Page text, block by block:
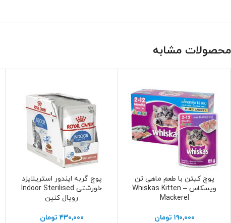
محصولات مشابه
افزودن به سبد خرید
پوچ کیتن با طعم ماهی تن
ویسکاس – Whiskas Kitten
Mackerel
۱۹۰,۰۰۰ تومان
افزودن به سبد خرید
پوچ گربه ایندور استریلایزد
خورشتی Indoor Sterilised
رویال کنین
۴۳۰,۰۰۰ تومان